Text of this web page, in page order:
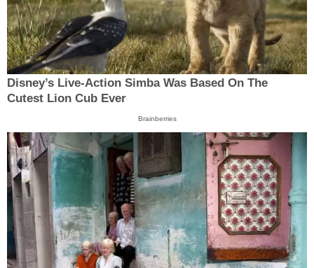
Disney’s Live-Action Simba Was Based On The
Cutest Lion Cub Ever
Brainberries